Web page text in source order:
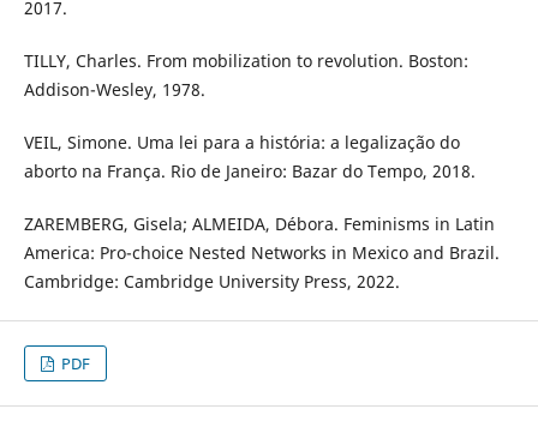
2017.
TILLY, Charles. From mobilization to revolution. Boston:
Addison-Wesley, 1978.
VEIL, Simone. Uma lei para a história: a legalização do
aborto na França. Rio de Janeiro: Bazar do Tempo, 2018.
ZAREMBERG, Gisela; ALMEIDA, Débora. Feminisms in Latin
America: Pro-choice Nested Networks in Mexico and Brazil.
Cambridge: Cambridge University Press, 2022.
PDF